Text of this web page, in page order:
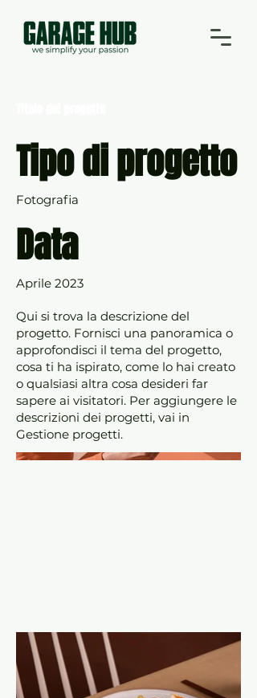
Tipo di progetto
Fotografia
Data
Aprile 2023
Qui si trova la descrizione del
progetto. Fornisci una panoramica o
approfondisci il tema del progetto,
cosa ti ha ispirato, come lo hai creato
o qualsiasi altra cosa desideri far
sapere ai visitatori. Per aggiungere le
descrizioni dei progetti, vai in
Gestione progetti.